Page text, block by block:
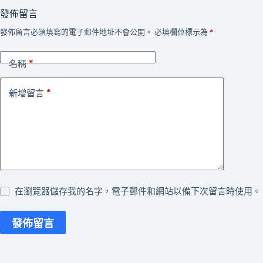
發佈留言
發佈留言必須填寫的電子郵件地址不會公開。 必填欄位標示為 *
名稱*
新增留言 *
在瀏覽器儲存我的名字，電子郵件和網站以備下次留言時使用。
發佈留言